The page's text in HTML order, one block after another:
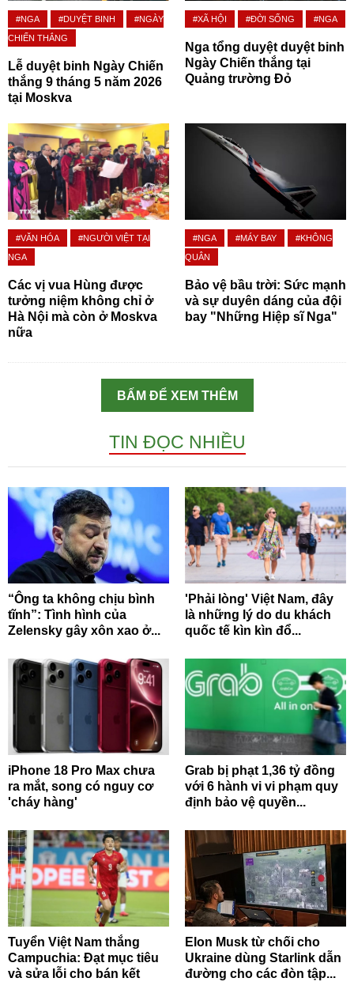
#NGA #DUYỆT BINH
#NGÀY
CHIẾN THẮNG
Lễ duyệt binh Ngày Chiến
thắng 9 tháng 5 năm 2026
tại Moskva
#XÃ HỘI #ĐỜI SỐNG #NGA
Nga tổng duyệt duyệt binh
Ngày Chiến thắng tại
Quảng trường Đỏ
#VĂN HÓA
#NGƯỜI VIỆT TẠI
NGA
Các vị vua Hùng được
tưởng niệm không chỉ ở
Hà Nội mà còn ở Moskva
nữa
#NGA #MÁY BAY
#KHÔNG
QUÂN
Bảo vệ bầu trời: Sức mạnh
và sự duyên dáng của đội
bay "Những Hiệp sĩ Nga"
BẤM ĐỂ XEM THÊM
TIN ĐỌC NHIỀU
“Ông ta không chịu bình
tĩnh”: Tình hình của
Zelensky gây xôn xao ở...
'Phải lòng' Việt Nam, đây
là những lý do du khách
quốc tế kìn kìn đổ...
iPhone 18 Pro Max chưa
ra mắt, song có nguy cơ
'cháy hàng'
Grab bị phạt 1,36 tỷ đồng
với 6 hành vi vi phạm quy
định bảo vệ quyền...
Tuyển Việt Nam thắng
Campuchia: Đạt mục tiêu
và sửa lỗi cho bán kết
Elon Musk từ chối cho
Ukraine dùng Starlink dẫn
đường cho các đòn tập...